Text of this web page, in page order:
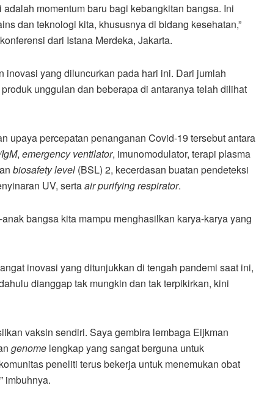
momentum baru bagi kebangkitan bangsa. Ini
dan teknologi kita, khususnya di bidang kesehatan,”
dari Istana Merdeka, Jakarta.
yang diluncurkan pada hari ini. Dari jumlah
unggulan dan beberapa di antaranya telah dilihat
upaya percepatan penanganan Covid-19 tersebut antara
, emergency ventilator, imunomodulator, terapi plasma
biosafety level (BSL) 2, kecerdasan buatan pendeteksi
UV, sertaair purifying respirator.
bangsa kita mampu menghasilkan karya-karya yang
inovasi yang ditunjukkan di tengah pandemi saat ini,
dianggap tak mungkin dan tak terpikirkan, kini
vaksin sendiri. Saya gembira lembaga Eijkman
genome lengkap yang sangat berguna untuk
peneliti terus bekerja untuk menemukan obat
imbuhnya.